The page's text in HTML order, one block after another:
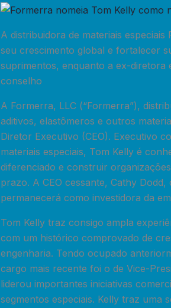
A distribuidora de materiais
seu crescimento global e fortalecer
suprimentos, enquanto a ex-diretora
conselho
A Formerra, LLC (“Formerra”),
aditivos, elastômeros e outros
Diretor Executivo (CEO). Executivo
materiais especiais, Tom Kelly é
diferenciado e construir
prazo. A CEO cessante, Cathy
permanecerá como investidora da
Tom Kelly traz consigo ampla
com um histórico comprovado de
engenharia. Tendo ocupado
cargo mais recente foi o de Vice-
liderou importantes iniciativas
segmentos especiais. Kelly traz uma